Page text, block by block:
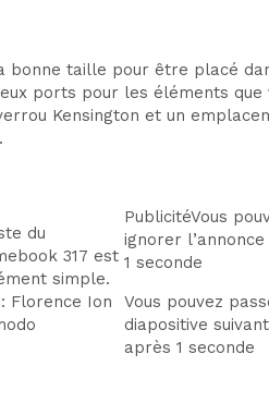
bonne taille pour être placé
ports pour les éléments que
Kensington et un
du
317 est
simple.
: Florence Ion
PublicitéVous
ignorer
1 seconde
Vous pouvez
diapositive
après 1 seconde